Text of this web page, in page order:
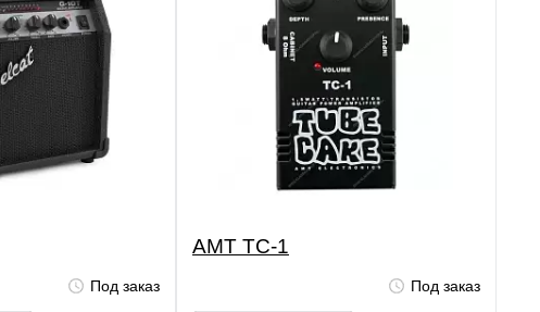
Под заказ
AMT TC-1
Под заказ